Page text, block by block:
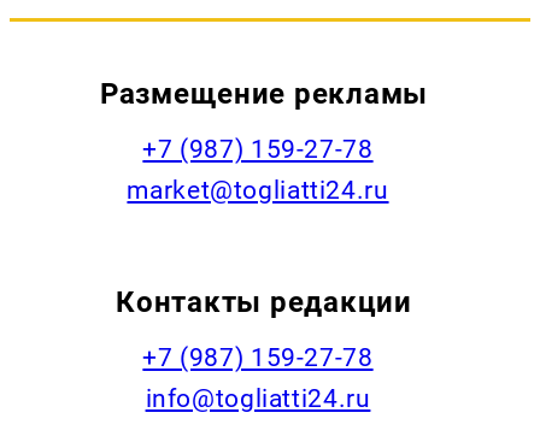
Размещение рекламы
+7 (987) 159-27-78
market@togliatti24.ru
Контакты редакции
+7 (987) 159-27-78
info@togliatti24.ru